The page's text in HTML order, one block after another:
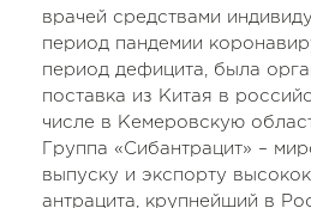
врачей средствами
период пандемии
период дефицита, была
поставка из Китая в
числе в Кемеровскую
Группа «Сибантрацит» –
выпуску и экспорту
антрацита, крупнейший в